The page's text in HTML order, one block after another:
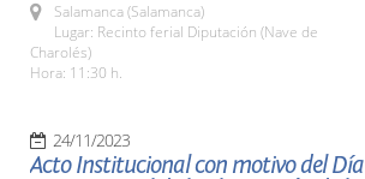
Salamanca (Salamanca)
Lugar: Recinto ferial Diputación (Nave de
Charolés)
Hora: 11:30 h.
24/11/2023
Acto Institucional con motivo del Día